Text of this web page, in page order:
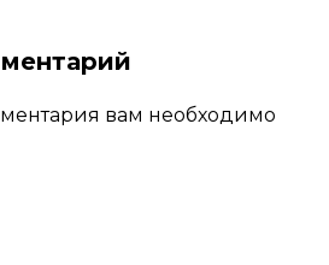
вам необходимо